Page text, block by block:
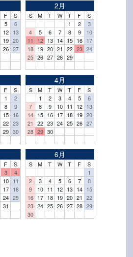
F
S
5
6
12 13
19 20
26 27
2月
S M T W T F
S
1
2
3
4
5 6 7 8 9
10
11
12 13 14 15 16 17
18 19 20 21 22 23 24
25 26 27 28 29
F
S
1
2
8
9
15 16
22 23
29 30
4月
S M T W T F
S
1
2 3 4 5
6
7
8 9 10 11 12 13
14 15 16 17 18 19 20
21
22 23 24 25 26 27
28 29 30
F
S
3
4
10 11
17 18
24 25
31
6月
S M T W T F
S
1
2
3 4 5 6 7
8
9
10 11 12 13 14 15
16 17 18 19 20 21
22
23 24 25 26 27 28 29
30